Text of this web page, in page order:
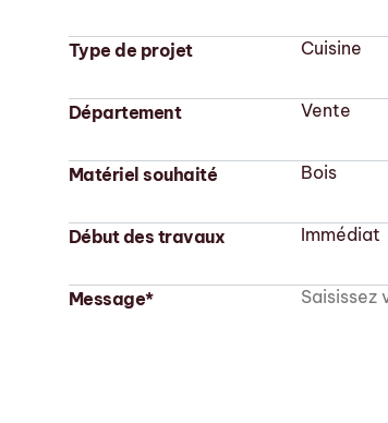
Type de projet
Département
Matériel souhaité
Début des travaux
Message*